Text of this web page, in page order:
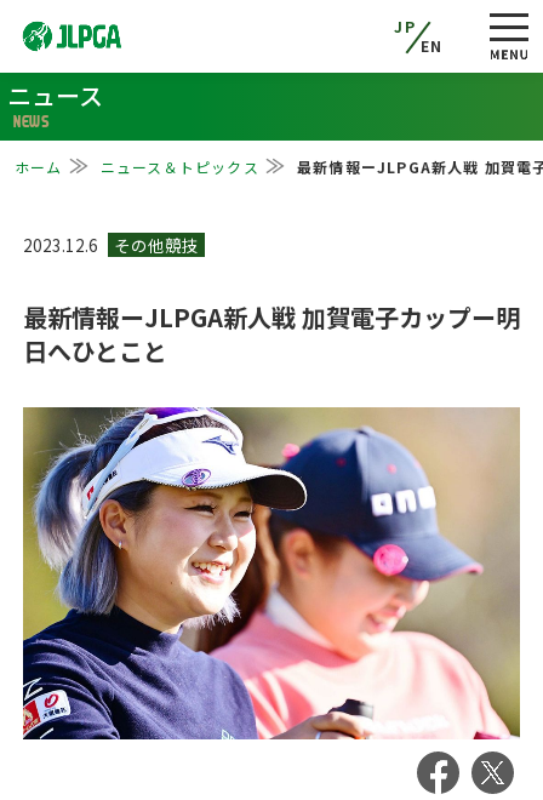
JP
EN
ニュース
NEWS
ホーム ニュース＆トピックス 最新情報ーJLPGA新人戦 加賀電
2023.12.6
最新情報ーJLPGA新人戦 加賀電子カップー明
日へひとこと